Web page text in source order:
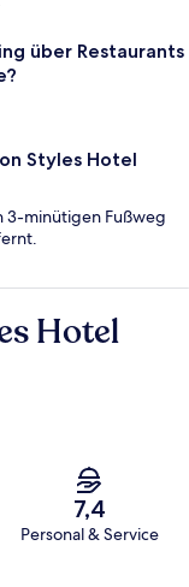
über Restaurants
Styles Hotel
3-minütigen Fußweg
Hotel
7,4
Personal & Service